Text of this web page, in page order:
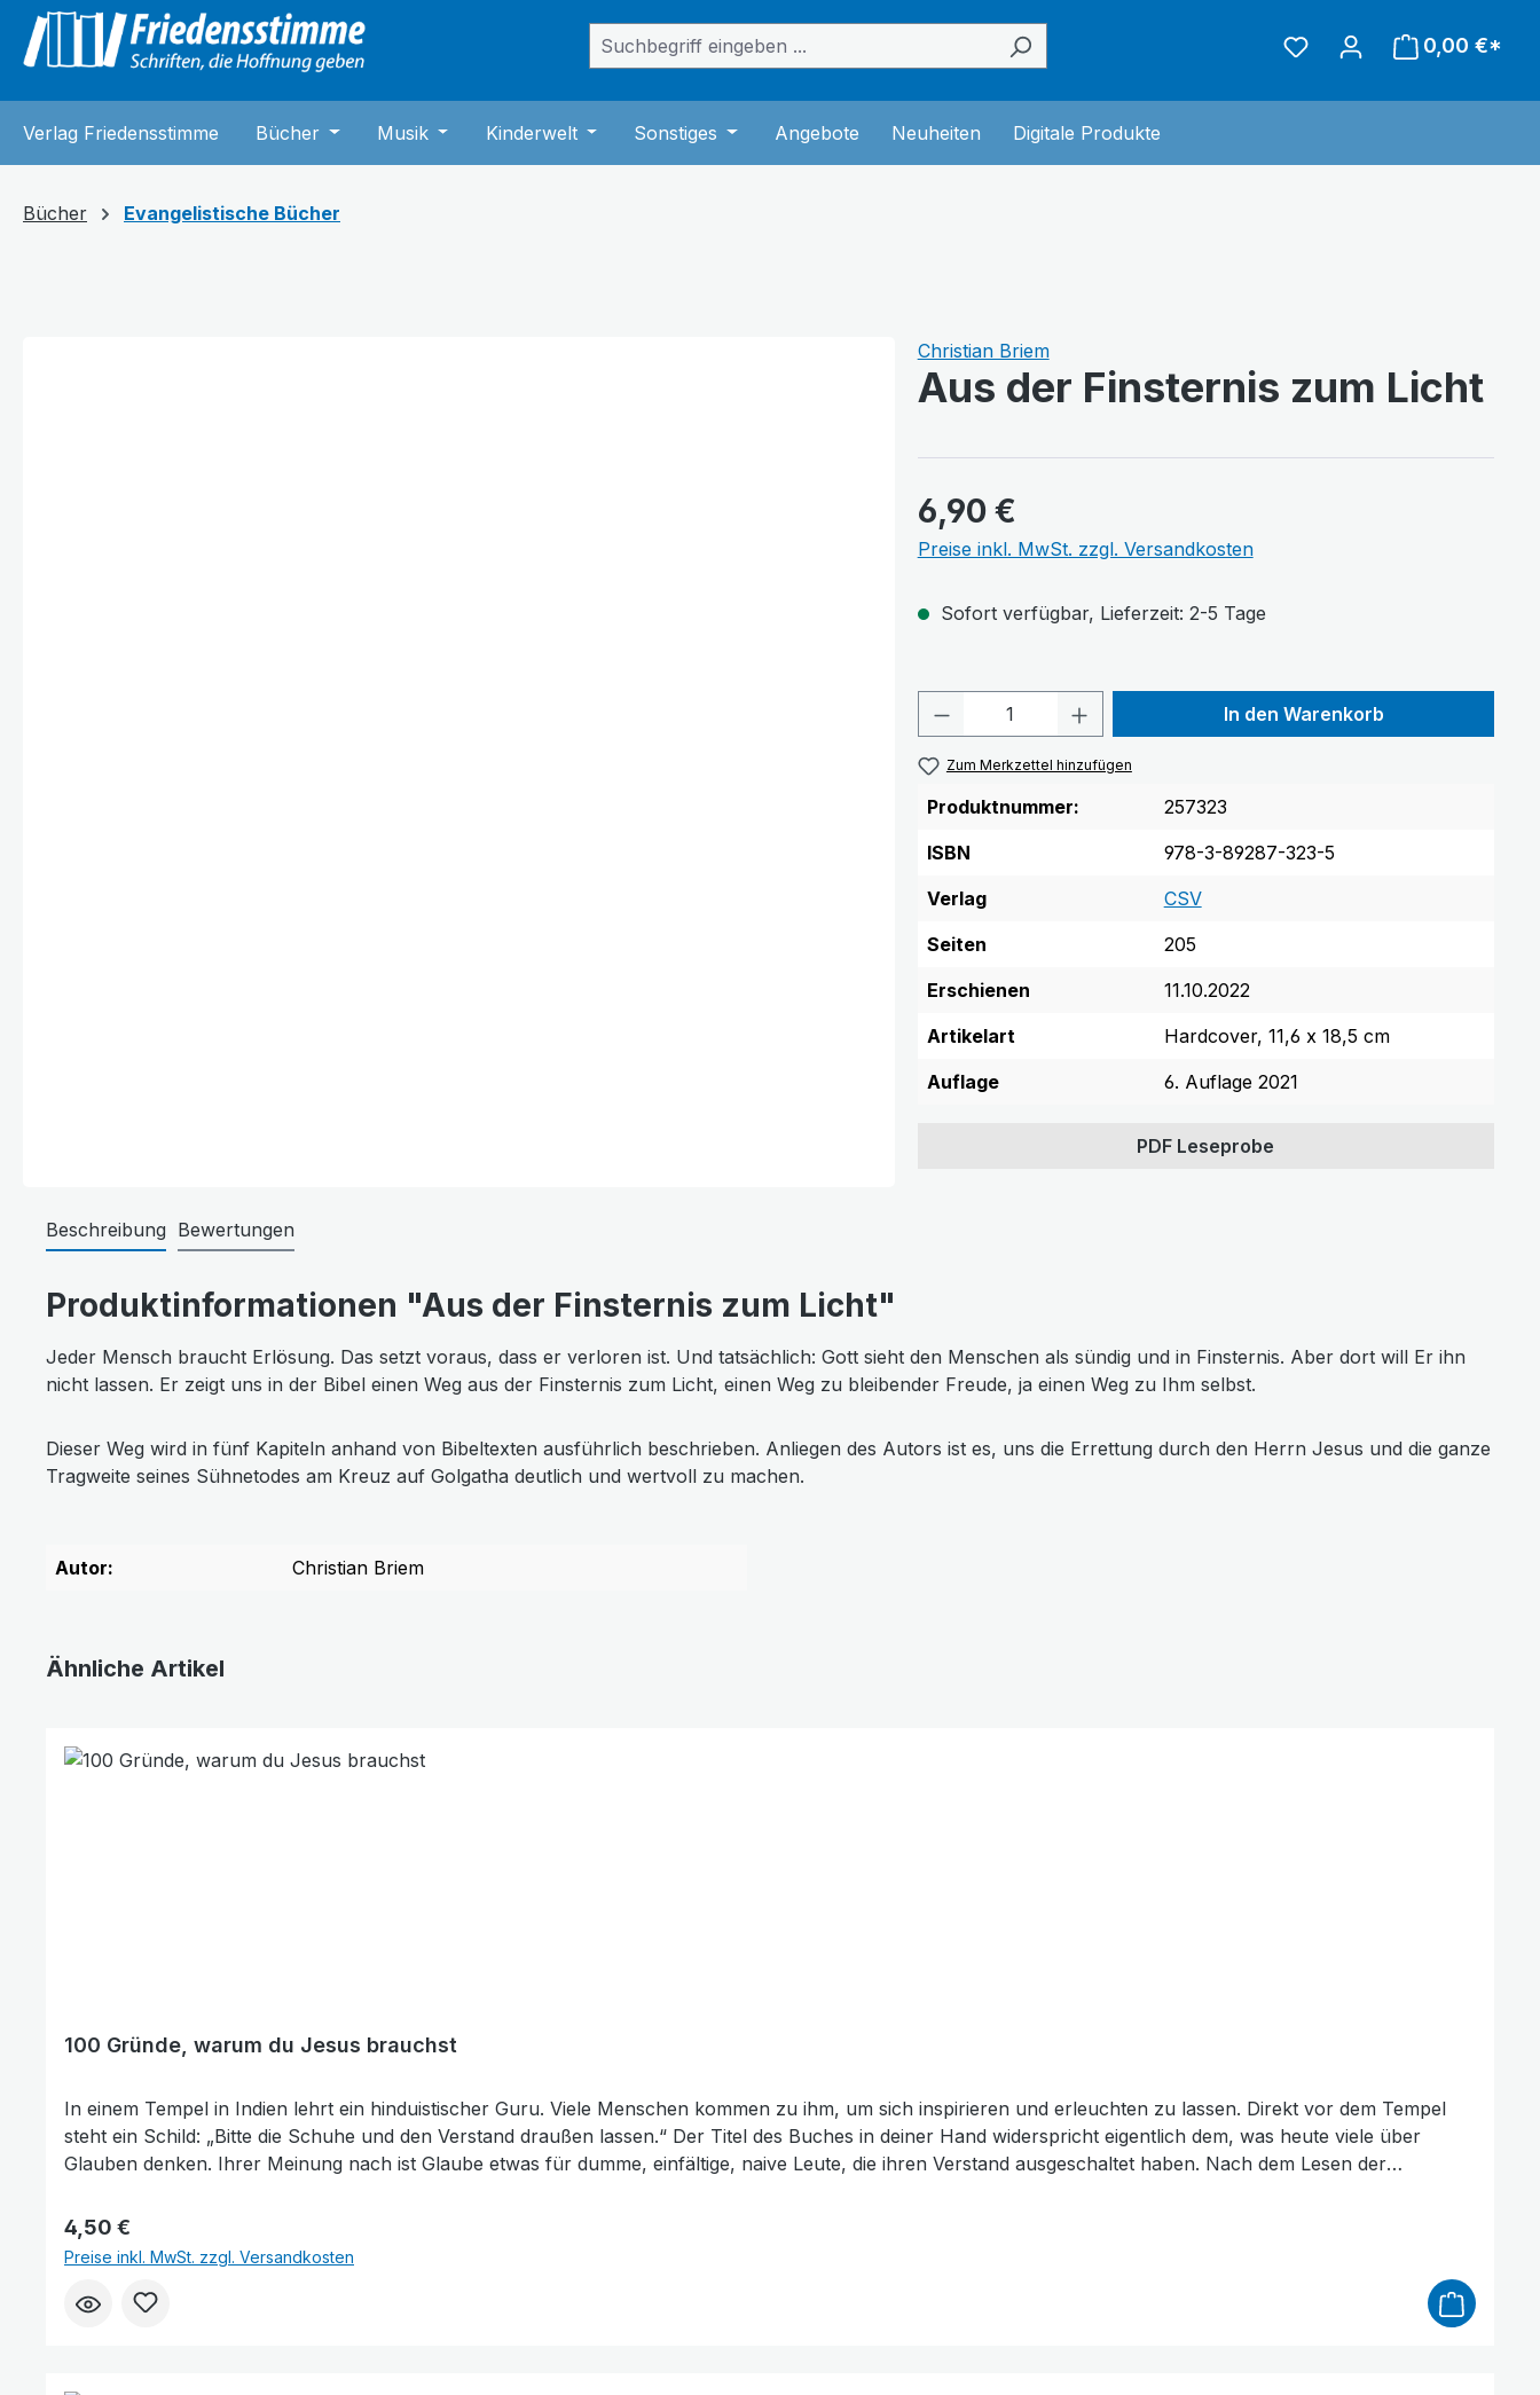
Zur Hauptnavigation springen
0,00 €*
Verlag Friedensstimme Bücher Öffne oder Schließe das Dropdown der Kategorie Bücher
Musik Öffne oder Schließe das Dropdown der Kategorie Musik
Kinderwelt Öffne oder Schließe das Dropdown der Kategorie Kinderwelt
Sonstiges Öffne oder Schließe das Dropdown der Kategorie Sonstiges
Angebote Neuheiten Digitale Produkte
Bücher Evangelistische Bücher
Christian Briem
Aus der Finsternis zum Licht
6,90 €
Preise inkl. MwSt. zzgl. Versandkosten
Sofort verfügbar, Lieferzeit: 2-5 Tage
Produkt Anzahl: Gib den gewünschten Wert
In den Warenkorb
Zum Merkzettel hinzufügen
Produktnummer:
257323
ISBN
978-3-89287-323-5
Verlag
CSV
Seiten
205
Erschienen
11.10.2022
Artikelart
Hardcover, 11,6 x 18,5 cm
Auflage
6. Auflage 2021
PDF Leseprobe
Beschreibung Bewertungen
Produktinformationen "Aus der Finsternis zum Licht"
Jeder Mensch braucht Erlösung. Das setzt voraus, dass er verloren ist. Und tatsächlich: Gott sieht den Menschen als sündig und in Finsternis. Aber dort will Er ihn
nicht lassen. Er zeigt uns in der Bibel einen Weg aus der Finsternis zum Licht, einen Weg zu bleibender Freude, ja einen Weg zu Ihm selbst.
Dieser Weg wird in fünf Kapiteln anhand von Bibeltexten ausführlich beschrieben. Anliegen des Autors ist es, uns die Errettung durch den Herrn Jesus und die ganze
Tragweite seines Sühnetodes am Kreuz auf Golgatha deutlich und wertvoll zu machen.
Autor: Christian Briem
Ähnliche Artikel
100 Gründe, warum du Jesus brauchst
In einem Tempel in Indien lehrt ein hinduistischer Guru. Viele Menschen kommen zu ihm, um sich inspirieren und erleuchten zu lassen. Direkt vor dem Tempel
steht ein Schild: „Bitte die Schuhe und den Verstand draußen lassen.“ Der Titel des Buches in deiner Hand widerspricht eigentlich dem, was heute viele über
Glauben denken. Ihrer Meinung nach ist Glaube etwas für dumme, einfältige, naive Leute, die ihren Verstand ausgeschaltet haben. Nach dem Lesen der
jeden Menschen! Finde heraus, warum!Mit Schwarz-weiß-Abbildungen.
Regulärer Preis:
4,50 €
Preise inkl. MwSt. zzgl. Versandkosten